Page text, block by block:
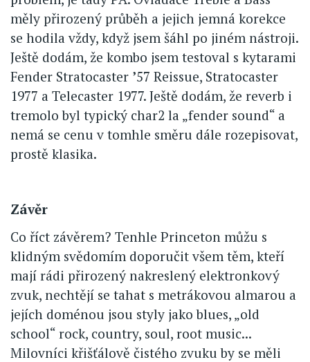
měly přirozený průběh a jejich jemná korekce
se hodila vždy, když jsem šáhl po jiném nástroji.
Ještě dodám, že kombo jsem testoval s kytarami
Fender Stratocaster ’57 Reissue, Stratocaster
1977 a Telecaster 1977. Ještě dodám, že reverb i
tremolo byl typický char2 la „fender sound“ a
nemá se cenu v tomhle směru dále rozepisovat,
prostě klasika.
Závěr
Co říct závěrem? Tenhle Princeton můžu s
klidným svědomím doporučit všem těm, kteří
mají rádi přirozený nakreslený elektronkový
zvuk, nechtějí se tahat s metrákovou almarou a
jejích doménou jsou styly jako blues, „old
school“ rock, country, soul, root music...
Milovníci křišťálově čistého zvuku by se měli